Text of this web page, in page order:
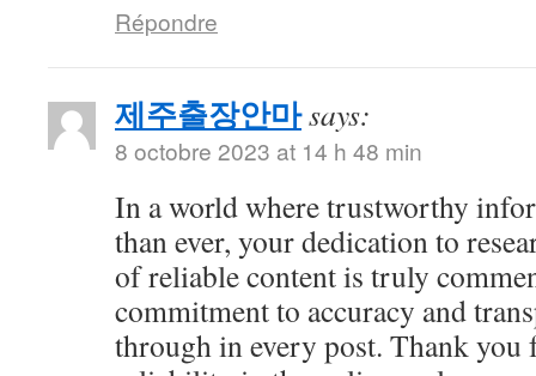
Répondre
제주출장안마says:
8 octobre 2023 at 14 h 48 min
In a world where trustworthy
than ever, your dedication to
of reliable content is truly
commitment to accuracy and
through in every post. Thank you